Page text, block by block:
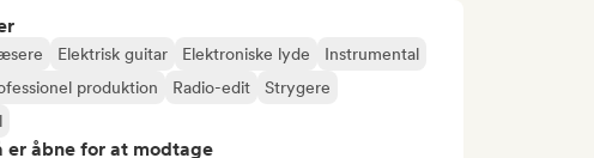
Elektrisk guitar Elektroniske lyde
Instrumental
produktion Radio-edit
Strygere
er åbne for at modtage